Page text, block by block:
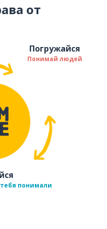
от
Погружайся
Понимай людей
понимали